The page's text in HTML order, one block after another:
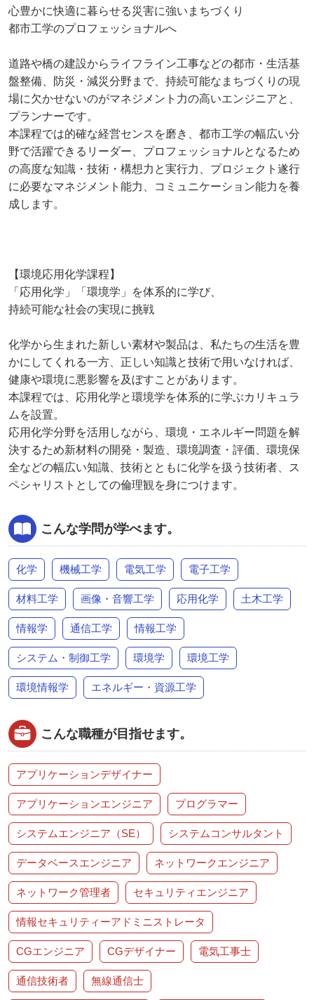
心豊かに快適に暮らせる災害に強いまちづくり
都市工学のプロフェッショナルへ
道路や橋の建設からライフライン工事などの都市・生活基
盤整備、防災・減災分野まで、持続可能なまちづくりの現
場に欠かせないのがマネジメント力の高いエンジニアと、
プランナーです。
本課程では的確な経営センスを磨き、都市工学の幅広い分
野で活躍できるリーダー、プロフェッショナルとなるため
の高度な知識・技術・構想力と実行力、プロジェクト遂行
に必要なマネジメント能力、コミュニケーション能力を養
成します。
【環境応用化学課程】
「応用化学」「環境学」を体系的に学び、
持続可能な社会の実現に挑戦
化学から生まれた新しい素材や製品は、私たちの生活を豊
かにしてくれる一方、正しい知識と技術で用いなければ、
健康や環境に悪影響を及ぼすことがあります。
本課程では、応用化学と環境学を体系的に学ぶカリキュラ
ムを設置。
応用化学分野を活用しながら、環境・エネルギー問題を解
決するため新材料の開発・製造、環境調査・評価、環境保
全などの幅広い知識、技術とともに化学を扱う技術者、ス
ペシャリストとしての倫理観を身につけます。
こんな学問が学べます。
化学 機械工学 電気工学 電子工学
材料工学 画像・音響工学 応用化学 土木工学
情報学 通信工学 情報工学
システム・制御工学 環境学 環境工学
環境情報学 エネルギー・資源工学
こんな職種が目指せます。
アプリケーションデザイナー
アプリケーションエンジニア プログラマー
システムエンジニア（SE） システムコンサルタント
データベースエンジニア ネットワークエンジニア
ネットワーク管理者 セキュリティエンジニア
情報セキュリティーアドミニストレータ
CGエンジニア CGデザイナー 電気工事士
通信技術者 無線通信士